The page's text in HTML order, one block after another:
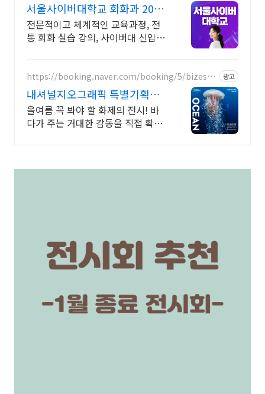
서울사이버대학교 회화과 2026
가을학기 신편입생
전문적이고 체계적인 교육과정, 전
통 회화 실습 강의, 사이버대 신입생
https://booking.naver.com/booking/5/bizes/1
광고
내셔널지오그래픽 특별기획
OCEAN 가장 거대한 기록
올여름 꼭 봐야 할 화제의 전시! 바
다가 주는 거대한 감동을 직접 확인